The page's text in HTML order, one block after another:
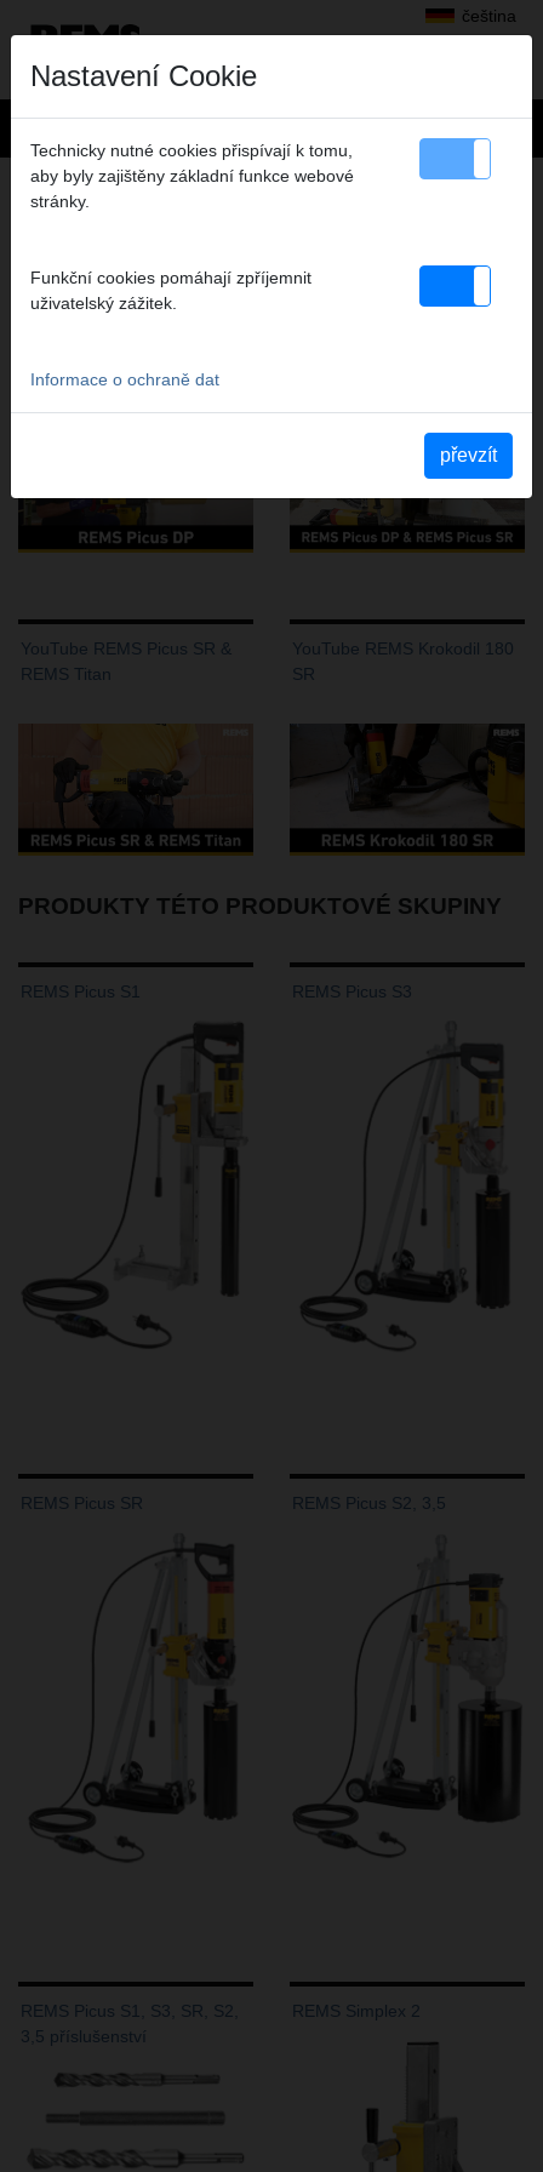
čeština
DIAMANTOVÉ JÁDROVÉ VRTÁNÍ,
DIAMANTOVÉ ŘEZÁNÍ DRÁŽEK
YouTube REMS Picus SR &
REMS Titan
YouTube REMS Krokodil 180
SR
PRODUKTY TÉTO PRODUKTOVÉ SKUPINY
REMS Picus S1 REMS Picus S3
REMS Picus SR REMS Picus S2, 3,5
REMS Picus S1, S3, SR, S2,
3,5 příslušenství
REMS Simplex 2
Nastavení Cookie
Technicky nutné cookies přispívají k tomu,
aby byly zajištěny základní funkce webové
stránky.
Funkční cookies pomáhají zpříjemnit
uživatelský zážitek.
Informace o ochraně dat
převzít